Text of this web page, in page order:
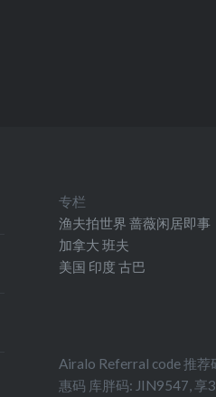
专栏
渔夫拍世界蔷薇闲居即事
加拿大 班夫
美国 印度 古巴
Airalo Referral code 推荐
惠码 库胖码: JIN9547, 享